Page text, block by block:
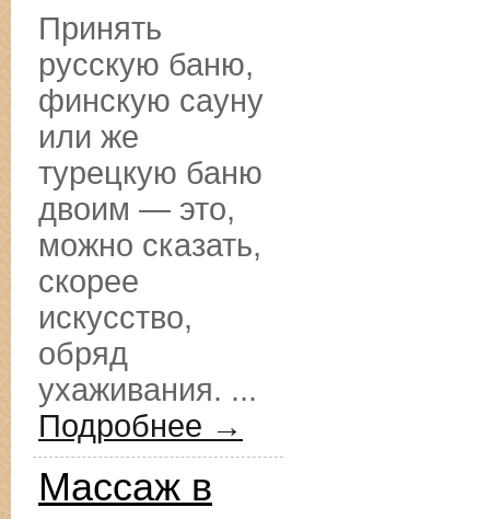
Принять
русскую баню,
финскую сауну
или же
турецкую баню
двоим — это,
можно сказать,
скорее
искусство,
обряд
ухаживания. ...
Подробнее →
Массаж в